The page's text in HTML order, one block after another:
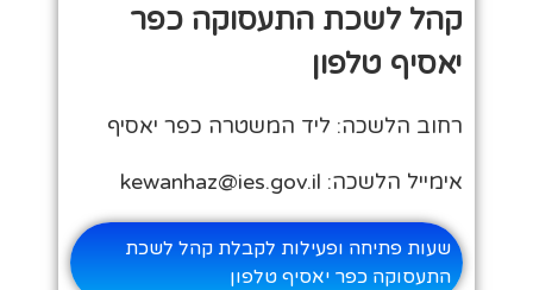
קהל לשכת התעסוקה כפר
יאסיף טלפון
רחוב הלשכה: ליד המשטרה כפר יאסיף
אימייל הלשכה: kewanhaz@ies.gov.il
שעות פתיחה ופעילות לקבלת קהל לשכת
התעסוקה כפר יאסיף טלפון